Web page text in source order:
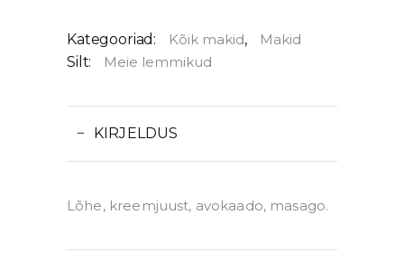
Kategooriad: Kõik makid,
Makid
Silt:
Meie lemmikud
KIRJELDUS
Lõhe, kreemjuust, avokaado, masago.